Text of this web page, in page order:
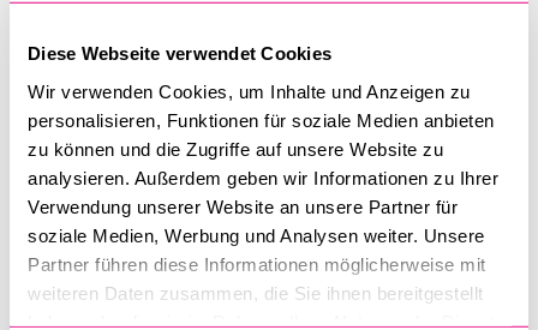
Diese Webseite verwendet Cookies
Wir verwenden Cookies, um Inhalte und Anzeigen zu
personalisieren, Funktionen für soziale Medien anbieten
zu können und die Zugriffe auf unsere Website zu
analysieren. Außerdem geben wir Informationen zu Ihrer
Verwendung unserer Website an unsere Partner für
soziale Medien, Werbung und Analysen weiter. Unsere
Partner führen diese Informationen möglicherweise mit
weiteren Daten zusammen, die Sie ihnen bereitgestellt
Themenbereiche mit
Beispielvorlesungen
Theoretical and empirical Methods
Python – A non-technical introduction for business
analytics
Strategies and Incomplete Information